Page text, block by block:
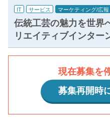
IT サービス マーケティング/広報
伝統工芸の魅力を世界
リエイティブインター
現在募集を
募集再開時